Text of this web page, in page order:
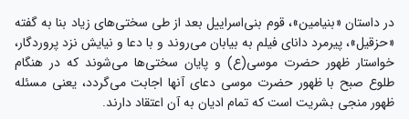
در داستان «بنیامین»، قوم بنی‌اسراییل بعد از طی سختی‌های زیاد بنا به گفته
«حزقیل»، پیرمرد دانای فیلم به بیابان می‌روند و با دعا و نیایش نزد پروردگار،
خواستار ظهور حضرت موسی(ع) و پایان سختی‌ها می‌شوند که در هنگام
طلوع صبح با ظهور حضرت موسی دعای آنها اجابت می‌گردد، یعنی مسئله
ظهور منجی بشریت است که تمام ادیان به آن اعتقاد دارند.